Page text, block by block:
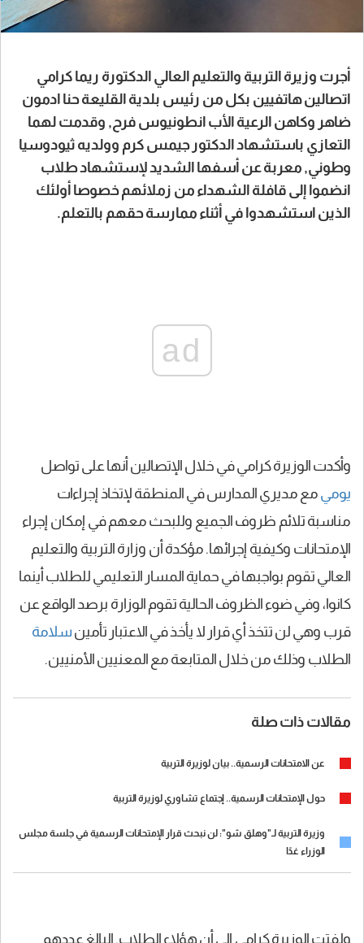
أجرت وزيرة التربية والتعليم العالي الدكتورة ريما كرامي
اتصالين هاتفيين بكل من رئيس بلدية القليعة حنا ادمون
ضاهر وكاهن الرعية الأب انطونيوس فرح, وقدمت لهما
التعازي باستشهاد الدكتور جيمس كرم وولديه ثيودوسيا
وطوني, معربة عن أسفها الشديد لإستشهاد طلاب
انضموا إلى قافلة الشهداء من زملائهم خصوصا أولئك
الذين استشهدوا في أثناء ممارسة حقهم بالتعلم.
ad
وأكدت الوزيرة كرامي في خلال الإتصالين أنها على تواصل
يومي مع مديري المدارس في المنطقة لإتخاذ إجراءات
مناسبة تلائم ظروف الجميع وللبحث معهم في إمكان إجراء
الإمتحانات وكيفية إجرائها. مؤكدة أن وزارة التربية والتعليم
العالي تقوم بواجبها في حماية المسار التعليمي للطلاب أينما
كانوا، وفي ضوء الظروف الحالية تقوم الوزارة برصد الواقع عن
قرب وهي لن تتخذ أي قرار لا يأخذ في الاعتبار تأمين سلامة
الطلاب وذلك من خلال المتابعة مع المعنيين الأمنيين.
مقالات ذات صلة
عن الامتحانات الرسمية.. بيان لوزيرة التربية
حول الإمتحانات الرسمية.. إجتماع تشاوري لوزيرة التربية
وزيرة التربية لـ"وهلق شو": لن نبحث قرار الإمتحانات الرسمية في جلسة مجلس
الوزراء غدًا
ولفتت الوزيرة كرامي إلى أن هؤلاء الطلاب, البالغ عددهم